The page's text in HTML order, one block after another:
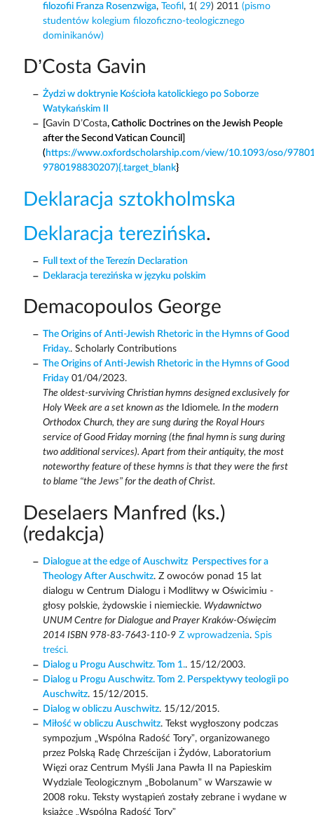
filozofii Franza Rosenzwiga, Teofil , 1( 29) 2011 (pismo
studentów kolegium filozoficzno-teologicznego
dominikanów)
D’Costa Gavin
Żydzi w doktrynie Kościoła katolickiego po Soborze
Watykańskim II
Gavin D’Costa, Catholic Doctrines on the Jewish People
after the Second Vatican Council]
( https://www.oxfordscholarship.com/view/10.1093/oso/
9780198830207){.target_blank}
Deklaracja sztokholmska
Deklaracja terezińska.
Full text of the Terezín Declaration
Deklaracja terezińska w języku polskim
Demacopoulos George
The Origins of Anti-Jewish Rhetoric in the Hymns of Good
Friday.. Scholarly Contributions
The Origins of Anti-Jewish Rhetoric in the Hymns of Good
Friday01/04/2023.
The oldest-surviving Christian hymns designed exclusively for
Holy Week are a set known as the Idiomele. In the modern
Orthodox Church, they are sung during the Royal Hours
service of Good Friday morning (the final hymn is sung during
two additional services). Apart from their antiquity, the most
noteworthy feature of these hymns is that they were the first
to blame “the Jews” for the death of Christ.
Deselaers Manfred (ks.)
(redakcja)
Dialogue at the edge of Auschwitz  Perspectives for a
Theology After Auschwitz. Z owoców ponad 15 lat
dialogu w Centrum Dialogu i Modlitwy w Oświcimiu -
głosy polskie, żydowskie i niemieckie. Wydawnictwo
UNUM Centre for Dialogue and Prayer Kraków-Oświęcim
2014 ISBN 978-83-7643-110-9 Z wprowadzenia. Spis
treści.
Dialog u Progu Auschwitz. Tom 1.. 15/12/2003.
Dialog u Progu Auschwitz. Tom 2. Perspektywy teologii po
Auschwitz. 15/12/2015.
Dialog w obliczu Auschwitz. 15/12/2015.
Miłość w obliczu Auschwitz. Tekst wygłoszony podczas
sympozjum „Wspólna Radość Tory”, organizowanego
przez Polską Radę Chrześcijan i Żydów, Laboratorium
Więzi oraz Centrum Myśli Jana Pawła II na Papieskim
Wydziale Teologicznym „Bobolanum” w Warszawie w
2008 roku. Teksty wystąpień zostały zebrane i wydane w
książce „Wspólna Radość Tory”